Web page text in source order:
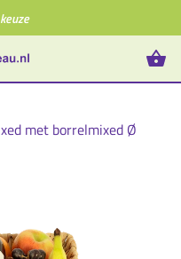
met borrelmixed Ø